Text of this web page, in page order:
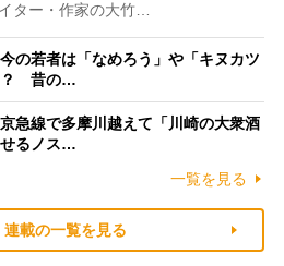
ター・作家の大竹…
の若者は「なめろう」や「キヌカツ
？ 昔の…
急線で多摩川越えて「川崎の大衆酒
るノス…
一覧を見る
連載の一覧を見る